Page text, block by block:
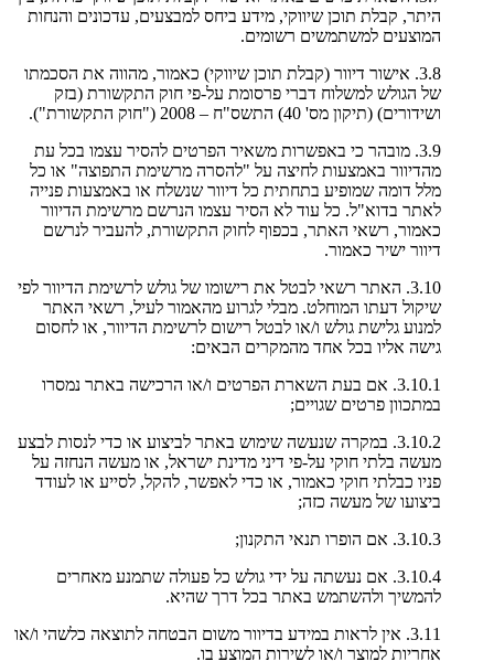
היתר, קבלת תוכן שיווקי, מידע ביחס למבצעים, עדכונים והנחות
המוצעים למשתמשים רשומים.
3.8. אישור דיוור (קבלת תוכן שיווקי) כאמור, מהווה את הסכמתו
של הגולש למשלוח דברי פרסומת על-פי חוק התקשורת (בזק
ושידורים) (תיקון מס' 40) התשס"ח – 2008 ("חוק התקשורת").
3.9. מובהר כי באפשרות משאיר הפרטים להסיר עצמו בכל עת
מהדיוור באמצעות לחיצה על "להסרה מרשימת התפוצה" או כל
מלל דומה שמופיע בתחתית כל דיוור שנשלח או באמצעות פנייה
לאתר בדוא"ל. כל עוד לא הסיר עצמו הנרשם מרשימת הדיוור
כאמור, רשאי האתר, בכפוף לחוק התקשורת, להעביר לנרשם
דיוור ישיר כאמור.
3.10. האתר רשאי לבטל את רישומו של גולש לרשימת הדיוור לפי
שיקול דעתו המוחלט. מבלי לגרוע מהאמור לעיל, רשאי האתר
למנוע גלישת גולש ו/או לבטל רישום לרשימת הדיוור, או לחסום
גישה אליו בכל אחד מהמקרים הבאים:
3.10.1. אם בעת השארת הפרטים ו/או הרכישה באתר נמסרו
במתכוון פרטים שגויים;
3.10.2. במקרה שנעשה שימוש באתר לביצוע או כדי לנסות לבצע
מעשה בלתי חוקי על-פי דיני מדינת ישראל, או מעשה הנחזה על
פניו כבלתי חוקי כאמור, או כדי לאפשר, להקל, לסייע או לעודד
ביצועו של מעשה כזה;
3.10.3. אם הופרו תנאי התקנון;
3.10.4. אם נעשתה על ידי גולש כל פעולה שתמנע מאחרים
להמשיך ולהשתמש באתר בכל דרך שהיא.
3.11. אין לראות במידע בדיוור משום הבטחה לתוצאה כלשהי ו/או
אחריות למוצר ו/או לשירות המוצע בו.